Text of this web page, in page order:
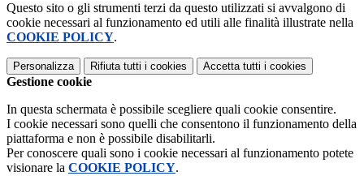
Questo sito o gli strumenti terzi da questo utilizzati si avvalgono di
cookie necessari al funzionamento ed utili alle finalità illustrate nella
COOKIE POLICY.
Personalizza Rifiuta tutti i cookies Accetta tutti i cookies
Gestione cookie
In questa schermata è possibile scegliere quali cookie consentire.
I cookie necessari sono quelli che consentono il funzionamento della
piattaforma e non è possibile disabilitarli.
Per conoscere quali sono i cookie necessari al funzionamento potete
visionare la COOKIE POLICY.